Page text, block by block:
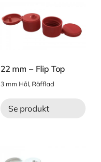
22 mm – Flip Top
3 mm Hål, Räfflad
Se produkt